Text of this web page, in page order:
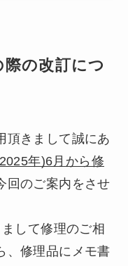
の改訂につ
頂きまして誠にあ
年)6月から修
回のご案内をさせ
して修理のご相
、修理品にメモ書